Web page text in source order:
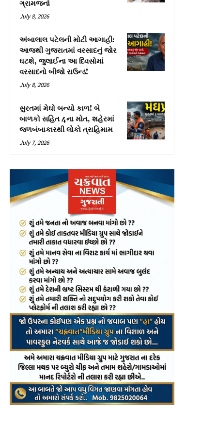
ગ્રામજનો
July 8, 2026
અંબાલાલ પટેલની મોટી આગાહી:
આજથી ગુજરાતમાં વરસાદનું જોર
ઘટશે, જુલાઈના આ દિવસોમાં
વરસાદનો બીજો રાઉન્ડ!
July 8, 2026
સુરતમાં મેઘો બન્યો કાળ! બે
બાળકો સહિત 4ના મોત, શહેરમાં
જળબંબાકારથી લોકો ત્રાહિમામ
July 7, 2026